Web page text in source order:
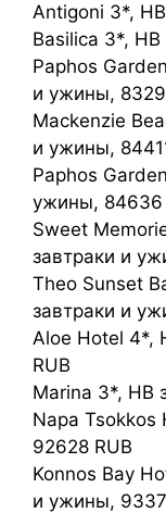
Antigoni 3*,
Basilica 3*,
Paphos
и ужины,
Mackenzie
и ужины,
Paphos
ужины, 84636
Sweet
завтраки и
Theo Sunset
завтраки и
Aloe Hotel 4*,
RUB
Marina 3*, HB
Napa Tsokkos
92628 RUB
Konnos Bay
и ужины,